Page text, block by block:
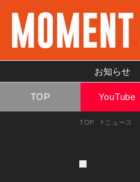
お知らせ
TOP YouTube
TOP ニュース